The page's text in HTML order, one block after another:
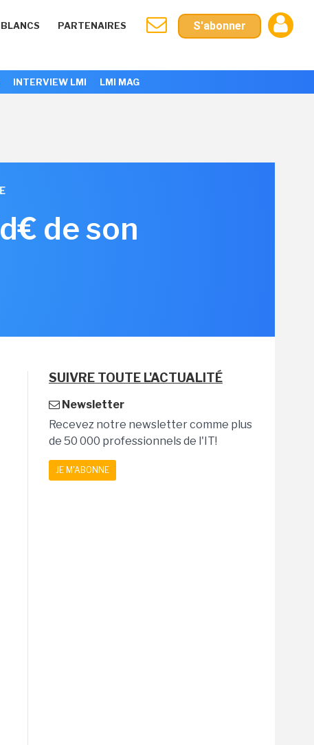
PARTENAIRES S'abonner
INTERVIEW LMI LMI MAG
de son
SUIVRE TOUTE L'ACTUALITÉ
Newsletter
Recevez notre newsletter comme plus
de 50 000 professionnels de l'IT!
JE M'ABONNE